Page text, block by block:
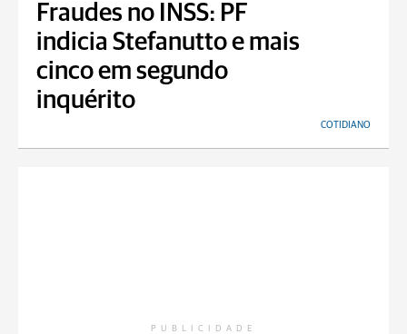
Fraudes no INSS: PF
indicia Stefanutto e mais
cinco em segundo
inquérito
COTIDIANO
PUBLICIDADE